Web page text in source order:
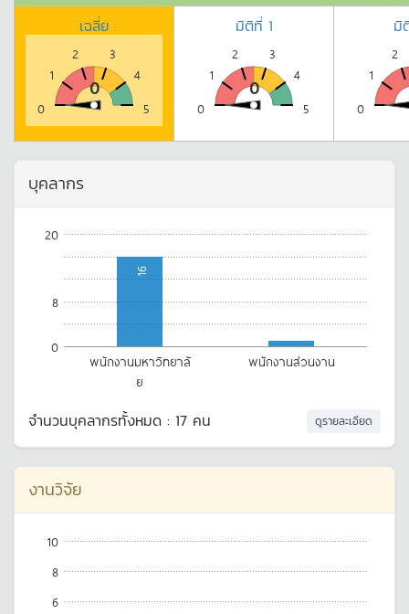
เฉลี่ย
0
1
2
3
4
5
0
มิติที่ 1
0
1
2
3
4
5
0
มิ
0
1
2
บุคลากร
พนักงานมหาวิทยาลั
ย
พนักงานส่วนงาน
0
8
20
16
ดูรายละเอียด
จำนวนบุคลากรทั้งหมด : 17 คน
งานวิจัย
6
8
10